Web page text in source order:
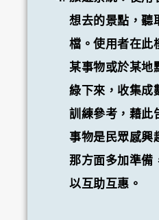
想去的景點，聽
檔。使用者在此
某事物或於某地
綠下來，收集成
訓練參考，藉此
事物是民眾感興
那方面多加準備
以互助互惠。